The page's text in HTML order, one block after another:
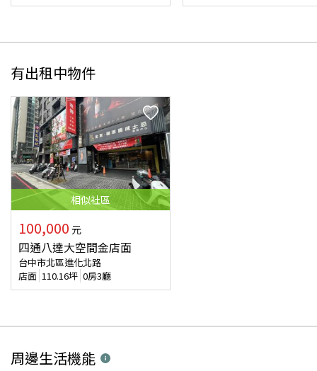
有出租中物件
相似社區
100,000 元
四通八達大空間金店面
台中市北區進化北路
店面 110.16坪 0房3廳
周邊生活機能